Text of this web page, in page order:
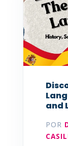
and
POR